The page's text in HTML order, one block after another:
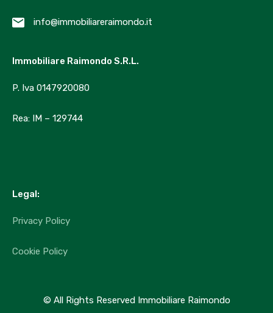
info@immobiliareraimondo.it
Immobiliare Raimondo S.R.L.
P. Iva 0147920080
Rea: IM – 129744
Legal:
Privacy Policy
Cookie Policy
© All Rights Reserved Immobiliare Raimondo